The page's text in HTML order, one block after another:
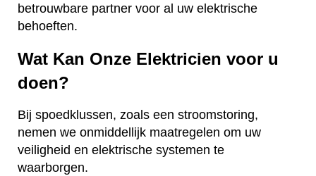
betrouwbare partner voor al uw elektrische
behoeften.
Wat Kan Onze Elektricien voor u
doen?
Bij spoedklussen, zoals een stroomstoring,
nemen we onmiddellijk maatregelen om uw
veiligheid en elektrische systemen te
waarborgen.